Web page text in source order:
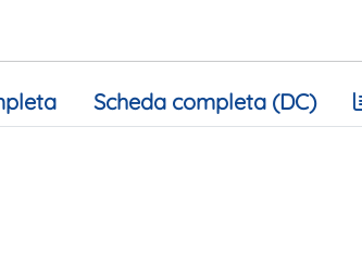
Scheda completa (DC)